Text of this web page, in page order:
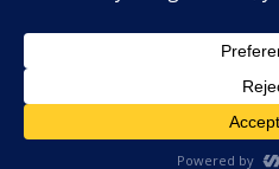
Proudly powered by WordPress